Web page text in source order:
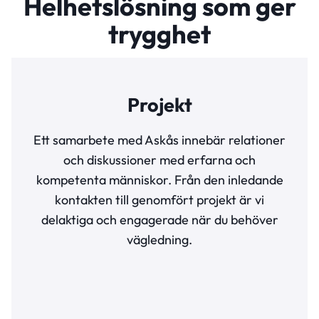
trygghet
Projekt
Ett samarbete med Askås innebär relationer
och diskussioner med erfarna och
kompetenta människor. Från den inledande
kontakten till genomfört projekt är vi
delaktiga och engagerade när du behöver
vägledning.